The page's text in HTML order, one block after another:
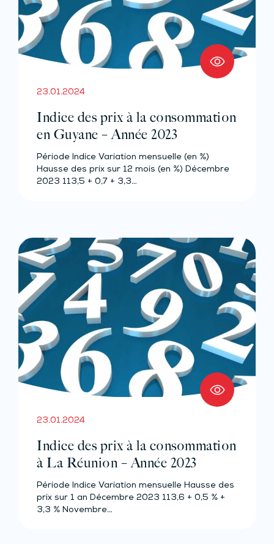
23.01.2024
Indice des prix à la consommation
en Guyane – Année 2023
Période Indice Variation mensuelle (en %)
Hausse des prix sur 12 mois (en %) Décembre
2023 113,5 + 0,7 + 3,3…
23.01.2024
Indice des prix à la consommation
à La Réunion – Année 2023
Période Indice Variation mensuelle Hausse des
prix sur 1 an Décembre 2023 113,6 + 0,5 % +
3,3 % Novembre…